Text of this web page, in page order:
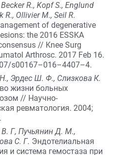
R., Kopf S., Englund
R., Ollivier M., Seil R.
of degenerative
the 2016 ESSKA
// Knee Surg
Arthrosc. 2017 Feb 16.
s00167–016–4407–4.
Эрдес Ш. Ф., Слизкова К.
жизни больных
// Научно-
ревматология. 2004;
Г, Пучьянин Д. М.,
С. Г. Эндотелиальная
и система гемостаза при